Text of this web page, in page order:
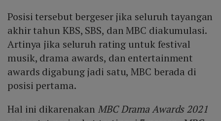
Posisi tersebut bergeser jika seluruh tayangan
akhir tahun KBS, SBS, dan MBC diakumulasi.
Artinya jika seluruh rating untuk festival
musik, drama awards, dan entertainment
awards digabung jadi satu, MBC berada di
posisi pertama.
Hal ini dikarenakan MBC Drama Awards 2021